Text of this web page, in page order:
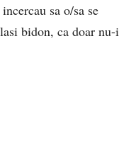
sa o/sa se
bidon, ca doar nu-i